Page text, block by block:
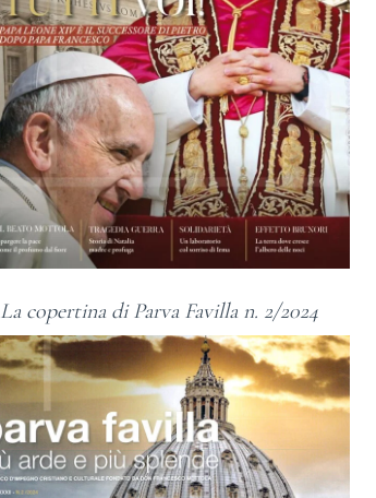
La copertina di Parva Favilla n. 2/2024